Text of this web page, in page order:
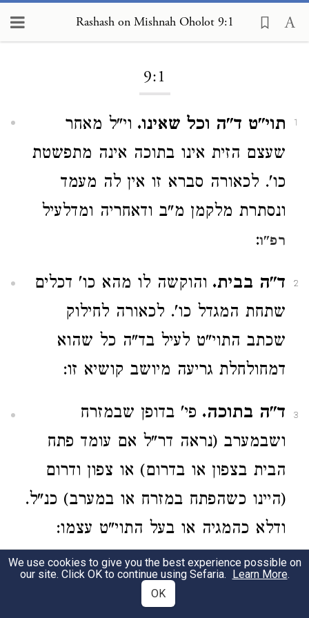
Rashash on Mishnah Oholot 9:1
9:1
1 תוי"ט ד"ה וכל שאינו. וי"ל מאחר
שעצם הזית אינו בתוכה אינה מתפשטת
כו'. לכאורה סברא זו אין לה מעמד
ונסתרת מלקמן מ"ב ודאחריה ומדלעיל
רפ"ו:
2 ד"ה בבית. והוקשה לו מהא כו' דכלים
שתחת המגדל כו'. לכאורה לחילוק
שכתב התוי"ט לעיל בד"ה כל שהוא
דמחולחלת גריעה מיושב קושיא זו:
3 ד"ה בתוכה. פי' בדופן שבמזרח
ושבמערב (נראה דר"ל אם עומד פתח
הבית בצפון או בדרום) או צפון ודרום
(היינו כשהפתח במזרח או במערב) כנ"ל.
ודלא כהמגיה או בעל התוי"ט עצמו:
מש"כ הא"ר בטעם דהבית טמא.
לכאורה קצת סתירה למש"כ אנכי לעיל
We use cookies to give you the best experience possible on
our site. Click OK to continue using Sefaria. Learn More.
OK